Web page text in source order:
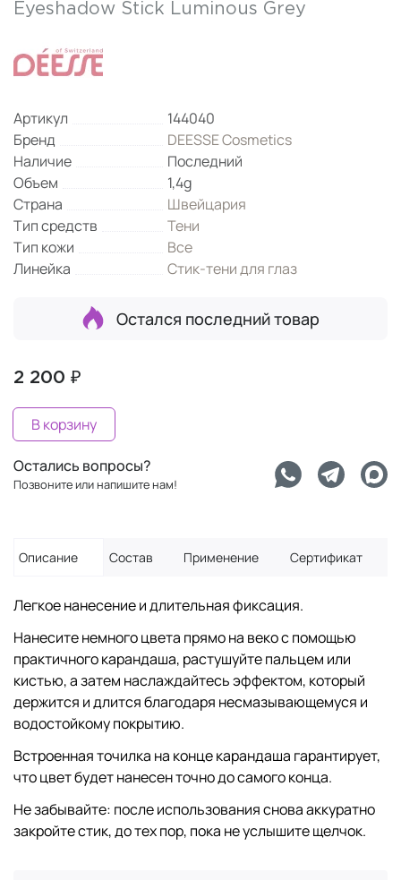
Eyeshadow Stick Luminous Grey
Артикул
144040
Бренд
DEESSE Cosmetics
Наличие
Последний
Объем
1,4g
Страна
Швейцария
Тип средств
Тени
Тип кожи
Все
Линейка
Стик-тени для глаз
Остался последний товар
2 200 ₽
В корзину
Остались вопросы?
Позвоните или напишите нам!
Описание Состав Применение Сертификат
Легкое нанесение и длительная фиксация.
Нанесите немного цвета прямо на веко с помощью
практичного карандаша, растушуйте пальцем или
кистью, а затем наслаждайтесь эффектом, который
держится и длится благодаря несмазывающемуся и
водостойкому покрытию.
Встроенная точилка на конце карандаша гарантирует,
что цвет будет нанесен точно до самого конца.
Не забывайте: после использования снова аккуратно
закройте стик, до тех пор, пока не услышите щелчок.